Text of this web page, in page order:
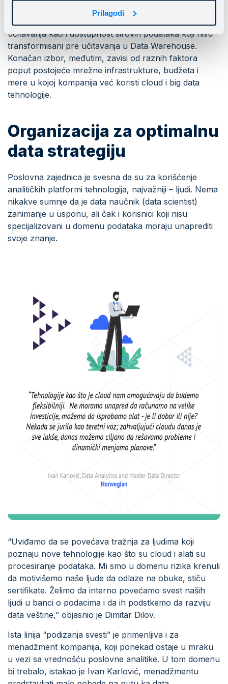
Prilagodi
učitavanja kao i dostupnost sirovih podataka koji nisu
transformisani pre učitavanja u Data Warehouse.
Konačan izbor, međutim, zavisi od raznih faktora
poput postojeće mrežne infrastrukture, budžeta i
mere u kojoj kompanija već koristi cloud i big data
tehnologije.
Organizacija za optimalnu
data strategiju
Poslovna zajednica je svesna da su za korišćenje
analitičkih platformi tehnologija, najvažniji – ljudi. Nema
nikakve sumnje da je data naučnik (data scientist)
zanimanje u usponu, ali čak i korisnici koji nisu
specijalizovani u domenu podataka moraju unaprediti
svoje znanje.
“Uviđamo da se povećava tražnja za ljudima koji
poznaju nove tehnologije kao što su cloud i alati su
procesiranje podataka. Mi smo u domenu rizika krenuli
da motivišemo naše ljude da odlaze na obuke, stiču
sertifikate. Želimo da interno povećamo svest naših
ljudi u banci o podacima i da ih podstkemo da razviju
data veštine,” objasnio je Dimitar Dilov.
Ista linija “podizanja svesti” je primenljiva i za
menadžment kompanija, koji ponekad ostaje u mraku
u vezi sa vrednošću poslovne analitike. U tom domenu
bi trebalo, istakao je Ivan Karlović, menadžmentu